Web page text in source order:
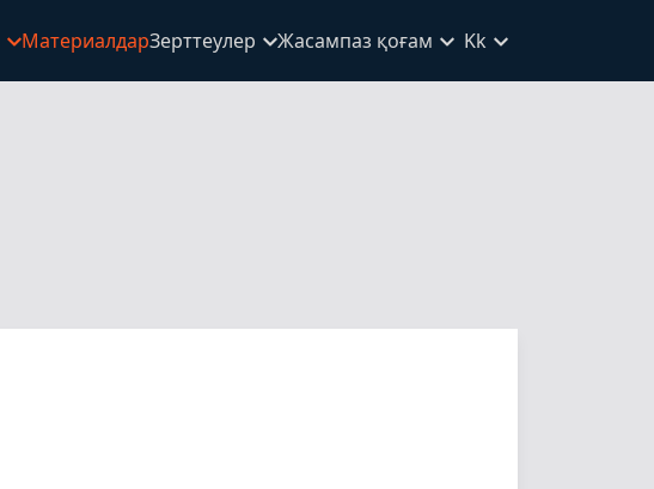
МатериалдарЗерттеулер Жасампаз қоғам Kk